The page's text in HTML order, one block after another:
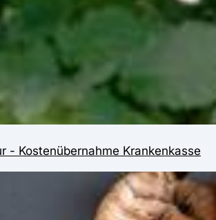
- Kostenübernahme Krankenkasse